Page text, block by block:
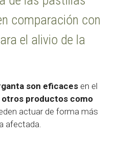
comparación con
el alivio de la
son eficaces en el
otros productos como
actuar de forma más
afectada.